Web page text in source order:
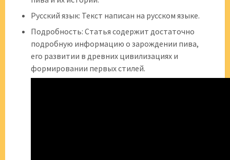
Русский язык: Текст написан на русском языке.
Подробность: Статья содержит достаточно
подробную информацию о зарождении пива,
его развитии в древних цивилизациях и
формировании первых стилей.